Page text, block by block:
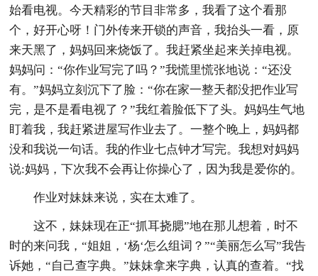
始看电视。今天精彩的节目非常多，我看了这个看那
个，好开心呀！门外传来开锁的声音，我抬头一看，原
来天黑了，妈妈回来烧饭了。我赶紧坐起来关掉电视。
妈妈问：“你作业写完了吗？”我慌里慌张地说：“还没
有。”妈妈立刻沉下了脸：“你在家一整天都没把作业写
完，是不是看电视了？”我红着脸低下了头。妈妈生气地
盯着我，我赶紧进屋写作业去了。一整个晚上，妈妈都
没和我说一句话。我的作业七点钟才写完。我想对妈妈
说:妈妈，下次我不会再让你操心了，因为我是爱你的。
作业对妹妹来说，实在太难了。
这不，妹妹现在正“抓耳挠腮”地在那儿想着，时不
时的来问我，“姐姐，‘杨‘怎么组词？”“美丽怎么写”我告
诉她，“自己查字典。”妹妹拿来字典，认真的查着。“找